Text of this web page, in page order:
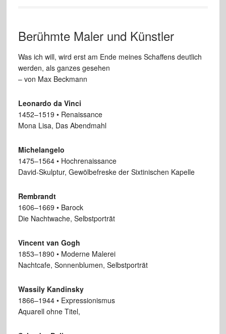
Berühmte Maler und Künstler
Was ich will, wird erst am Ende meines Schaffens deutlich
werden, als ganzes gesehen
– von Max Beckmann
Leonardo da Vinci
1452–1519 • Renaissance
Mona Lisa, Das Abendmahl
Michelangelo
1475–1564 • Hochrenaissance
David-Skulptur, Gewölbefreske der Sixtinischen Kapelle
Rembrandt
1606–1669 • Barock
Die Nachtwache, Selbstporträt
Vincent van Gogh
1853–1890 • Moderne Malerei
Nachtcafe, Sonnenblumen, Selbstporträt
Wassily Kandinsky
1866–1944 • Expressionismus
Aquarell ohne Titel,